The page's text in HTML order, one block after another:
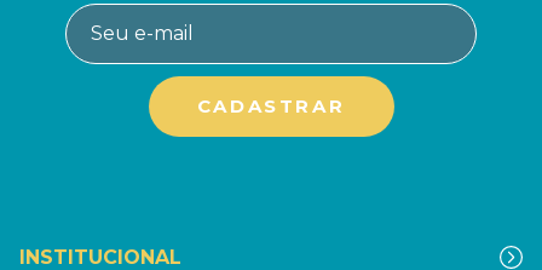
INSTITUCIONAL